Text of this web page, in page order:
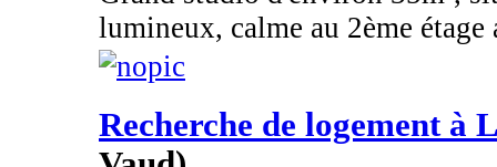
lumineux, calme au 2ème étage
Recherche de logement à